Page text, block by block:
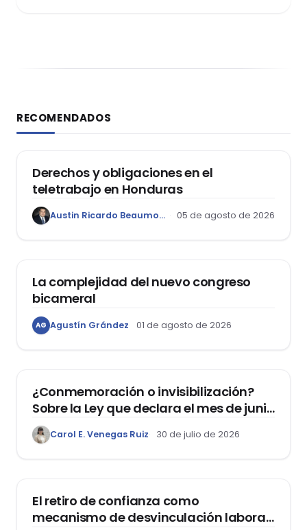
RECOMENDADOS
DERECHO LABORAL
Derechos y obligaciones en el
teletrabajo en Honduras
Austin Ricardo Beaumont Rivera 05 de agosto de 2026
La complejidad del nuevo congreso
bicameral
AG Agustín Grández 01 de agosto de 2026
¿Conmemoración o invisibilización?
Sobre la Ley que declara el mes de junio
como el “Mes de la Vida y la Familia”
Carol E. Venegas Ruiz 30 de julio de 2026
El retiro de confianza como
mecanismo de desvinculación laboral: